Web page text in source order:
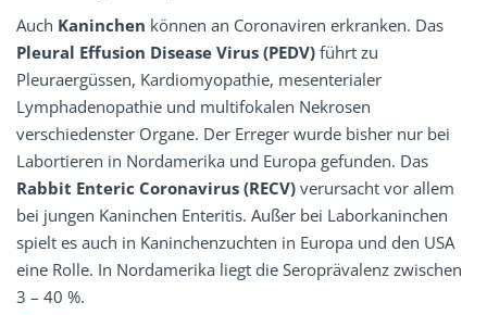
Auch Kaninchen können an Coronaviren erkranken. Das
Pleural Effusion Disease Virus (PEDV) führt zu
Pleuraergüssen, Kardiomyopathie, mesenterialer
Lymphadenopathie und multifokalen Nekrosen
verschiedenster Organe. Der Erreger wurde bisher nur bei
Labortieren in Nordamerika und Europa gefunden. Das
Rabbit Enteric Coronavirus (RECV) verursacht vor allem
bei jungen Kaninchen Enteritis. Außer bei Laborkaninchen
spielt es auch in Kaninchenzuchten in Europa und den USA
eine Rolle. In Nordamerika liegt die Seroprävalenz zwischen
3 – 40 %.